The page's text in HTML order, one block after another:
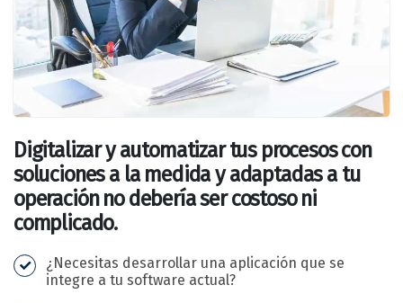
Digitalizar y automatizar tus procesos con
soluciones a la medida y adaptadas a tu
operación no debería ser costoso ni
complicado.
¿Necesitas desarrollar una aplicación que se
integre a tu software actual?